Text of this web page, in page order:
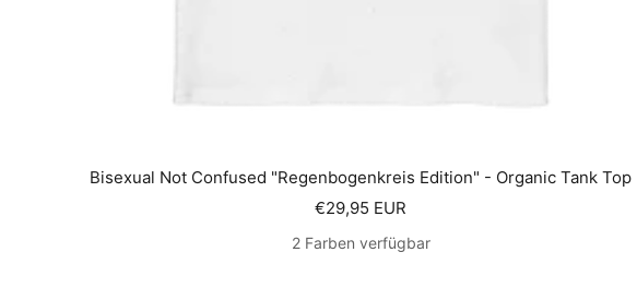
Bisexual Not Confused "Regenbogenkreis Edition" - Organic Tank Top
Angebotspreis
€29,95 EUR
2 Farben verfügbar